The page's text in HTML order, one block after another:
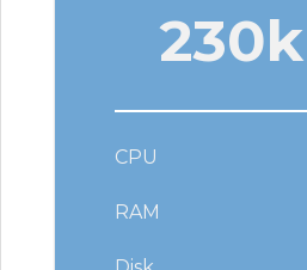
230k
CPU
RAM